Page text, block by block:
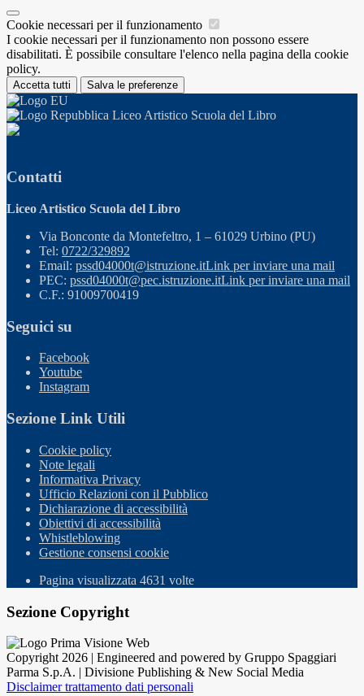
Cookie necessari per il funzionamento
I cookie necessari per il funzionamento non possono essere
disabilitati. È possibile consultare l'elenco nella pagina della cookie
policy.
Accetta tutti Salva le preferenze
Liceo Artistico Scuola del Libro
Contatti
Liceo Artistico Scuola del Libro
Via Bonconte da Montefeltro, 1 – 61029 Urbino (PU)
Tel: 0722/329892
Email: pssd04000t@istruzione.itLink per inviare una mail
PEC: pssd04000t@pec.istruzione.itLink per inviare una mail
C.F.: 91009700419
Seguici su
Facebook
Youtube
Instagram
Sezione Link Utili
Cookie policy
Note legali
Informativa Privacy
Ufficio Relazioni con il Pubblico
Dichiarazione di accessibilità
Obiettivi di accessibilità
Whistleblowing
Gestione consensi cookie
Pagina visualizzata 4631 volte
Sezione Copyright
Copyright 2026 | Engineered and powered by Gruppo Spaggiari
Parma S.p.A. | Divisione Publishing & New Social Media
Disclaimer trattamento dati personali